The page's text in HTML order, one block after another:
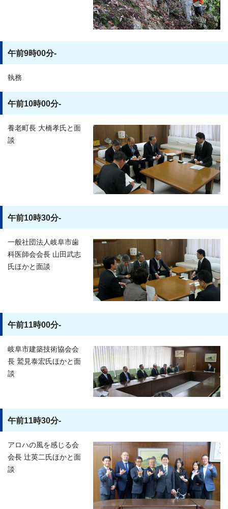
午前9時00分-
執務
午前10時00分-
養老町長 大橋孝氏と面
談
午前10時30分-
一般社団法人岐阜市歯
科医師会会長 山田武志
氏ほかと面談
午前11時00分-
岐阜市建築技術協会会
長 鷲見泰宏氏ほかと面
談
午前11時30分-
アロハの風を感じる会
会長 辻英二氏ほかと面
談